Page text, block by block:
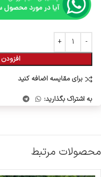
برای مقایسه اضافه کنید
به اشتراک بگذارید:
محصولات مرتبط